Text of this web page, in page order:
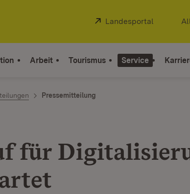
Extern:
Landesportal (Öffnet
Arbeit Tourismus Service
Pressemitteilung
für